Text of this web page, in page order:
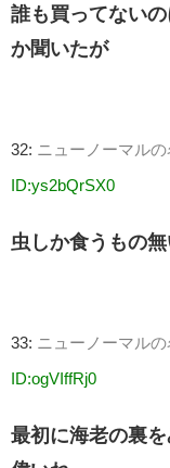
誰も買ってない
か聞いたが
32: ニューノーマル
ID:ys2bQrSX0
虫しか食うもの
33: ニューノーマル
ID:ogVIffRj0
最初に海老の裏